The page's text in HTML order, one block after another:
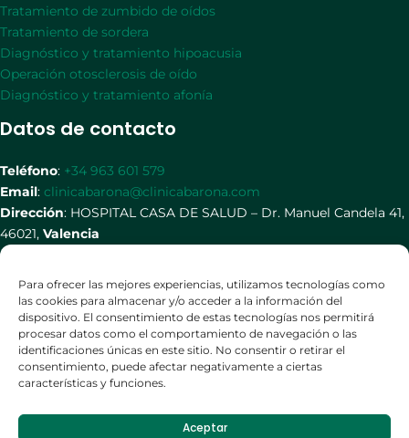
Para ofrecer las mejores experiencias, utilizamos tecnologías como
las cookies para almacenar y/o acceder a la información del
dispositivo. El consentimiento de estas tecnologías nos permitirá
procesar datos como el comportamiento de navegación o las
identificaciones únicas en este sitio. No consentir o retirar el
consentimiento, puede afectar negativamente a ciertas
características y funciones.
Aceptar
Tratamiento de zumbido de oídos
Tratamiento de sordera
Diagnóstico y tratamiento hipoacusia
Operación otosclerosis de oído
Diagnóstico y tratamiento afonía
Datos de contacto
Teléfono: +34 963 601 579
Email: clinicabarona@clinicabarona.com
Dirección: HOSPITAL CASA DE SALUD – Dr. Manuel Candela 41,
46021, Valencia
Redes Sociales